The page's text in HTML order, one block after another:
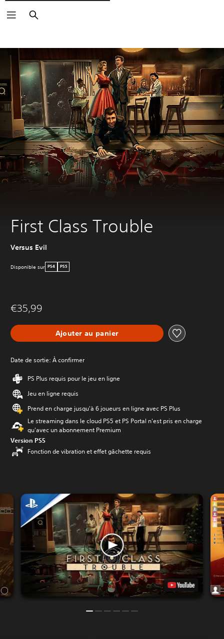
Rechercher
First Class Trouble
Versus Evil
Disponible sur PS4 PS5
€35,99
Ajouter au panier
Date de sortie: À confirmer
PS Plus requis pour le jeu en ligne
Jeu en ligne requis
Prend en charge jusqu'à 6 joueurs en ligne avec PS Plus
Le streaming dans le cloud PS5 et PS Portal n'est pris en charge
qu'avec un abonnement Premium
Version PS5
Fonction de vibration et effet gâchette requis